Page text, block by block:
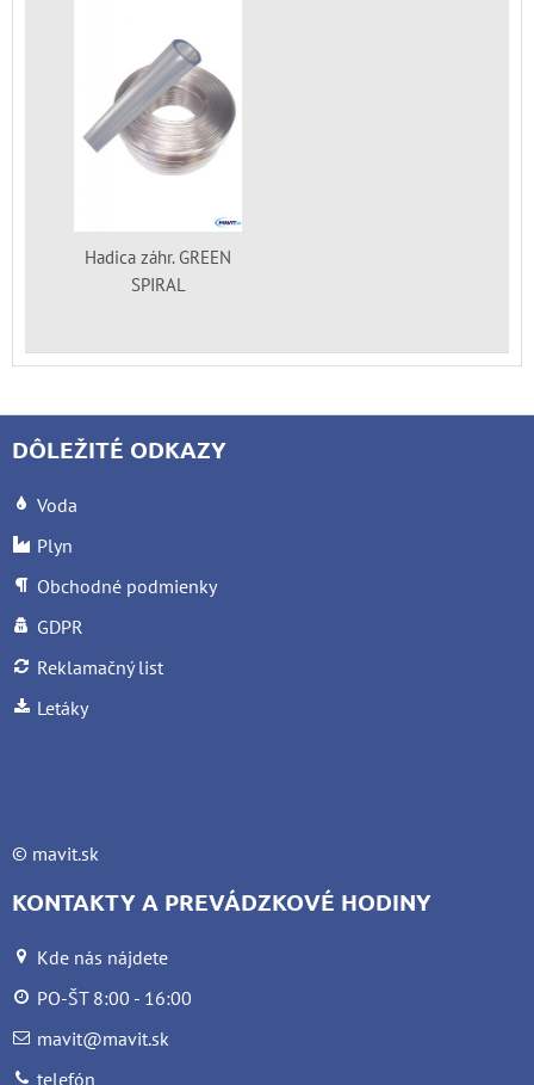
Hadica záhr. GREEN
SPIRAL
DÔLEŽITÉ ODKAZY
Voda
Plyn
Obchodné podmienky
GDPR
Reklamačný list
Letáky
© mavit.sk
KONTAKTY A PREVÁDZKOVÉ HODINY
Kde nás nájdete
PO-ŠT 8:00 - 16:00
mavit@mavit.sk
telefón